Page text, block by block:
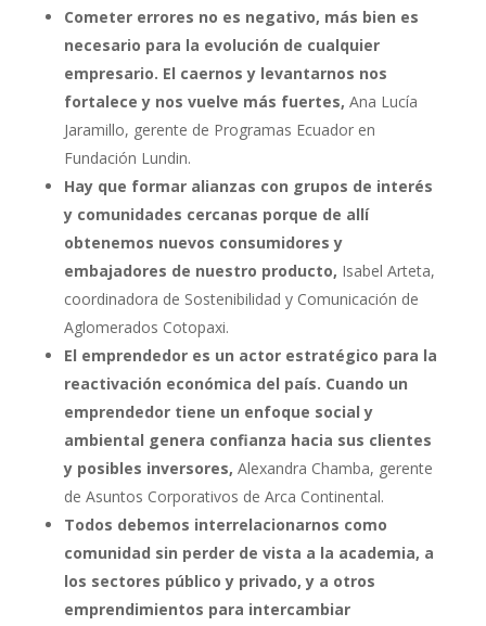
Cometer errores no es negativo, más bien es
necesario para la evolución de cualquier
empresario. El caernos y levantarnos nos
fortalece y nos vuelve más fuertes, Ana Lucía
Jaramillo, gerente de Programas Ecuador en
Fundación Lundin.
Hay que formar alianzas con grupos de interés
y comunidades cercanas porque de allí
obtenemos nuevos consumidores y
embajadores de nuestro producto, Isabel Arteta,
coordinadora de Sostenibilidad y Comunicación de
Aglomerados Cotopaxi.
El emprendedor es un actor estratégico para la
reactivación económica del país. Cuando un
emprendedor tiene un enfoque social y
ambiental genera confianza hacia sus clientes
y posibles inversores, Alexandra Chamba, gerente
de Asuntos Corporativos de Arca Continental.
Todos debemos interrelacionarnos como
comunidad sin perder de vista a la academia, a
los sectores público y privado, y a otros
emprendimientos para intercambiar